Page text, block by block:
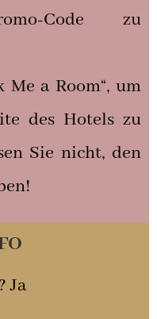
Code zu
Me a Room“, um
des Hotels zu
Sie nicht, den
Ja